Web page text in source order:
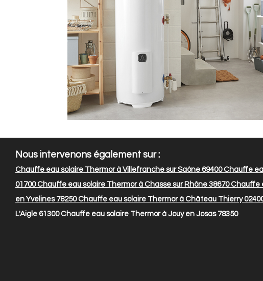
Nous intervenons également sur :
Chauffe eau solaire Thermor à Villefranche sur Saône 69400Chauffe
01700Chauffe eau solaire Thermor à Chasse sur Rhône 38670Chauffe
en Yvelines 78250Chauffe eau solaire Thermor à Château Thierry
L'Aigle 61300Chauffe eau solaire Thermor à Jouy en Josas 78350